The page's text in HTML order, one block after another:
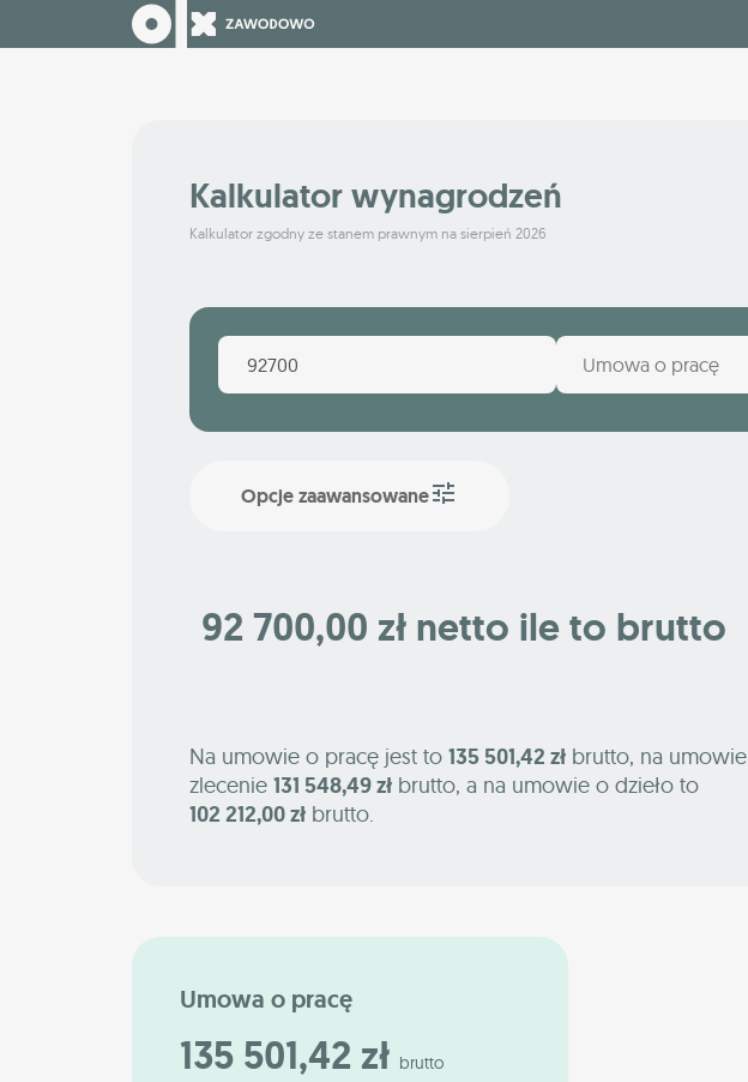
Kalkulator wynagrodzeń
Kalkulator zgodny ze stanem prawnym na sierpień 2026
Umowa o pracę
Opcje zaawansowane
92 700,00 zł netto ile to brutto
Na umowie o pracę jest to 135 501,42 zł brutto, na umowie
zlecenie 131 548,49 zł brutto, a na umowie o dzieło to
102 212,00 zł brutto.
Umowa o pracę
135 501,42 zł brutto